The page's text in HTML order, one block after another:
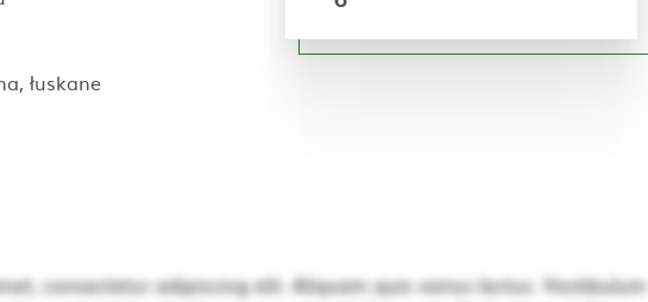
łuskane
consectetur adipiscing elit. Aliquam quis varius lectus. Vestibulum